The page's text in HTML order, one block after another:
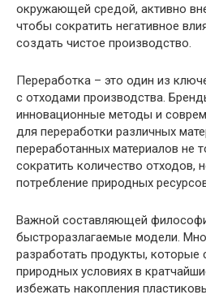
окружающей средой, активно
чтобы сократить негативное
создать чистое производство.
Переработка – это один из
с отходами производства.
инновационные методы и
для переработки различных
переработанных материалов не
сократить количество отходов,
потребление природных
Важной составляющей
быстроразлагаемые модели.
разработать продукты, которые
природных условиях в
избежать накопления